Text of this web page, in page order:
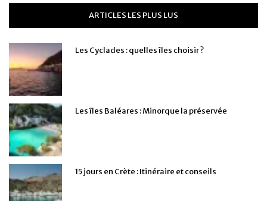
ARTICLES LES PLUS LUS
Les Cyclades : quelles îles choisir ?
Les îles Baléares : Minorque la préservée
15 jours en Crète : Itinéraire et conseils